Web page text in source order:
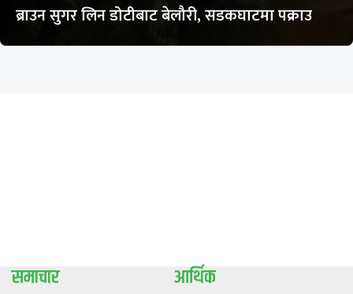
ब्राउन सुगर लिन डोटीबाट बेलौरी, सडकघाटमा पक्राउ
समाचार आर्थिक